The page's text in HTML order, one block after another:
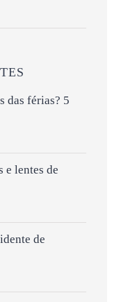
das férias? 5
e lentes de
de